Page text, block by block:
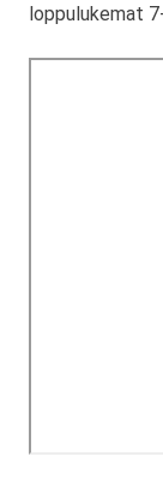
loppulukemat